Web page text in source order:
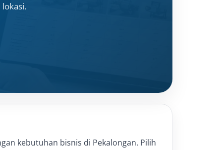
kebutuhan bisnis di Pekalongan. Pilih